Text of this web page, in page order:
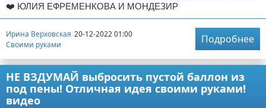
❤️ ЮЛИЯ ЕФРЕМЕНКОВА И МОНДЕЗИР
Ирина Верховская 20-12-2022 01:00
Своими руками
Подробнее
НЕ ВЗДУМАЙ выбросить пустой баллон из
под пены! Отличная идея своими руками!
видео